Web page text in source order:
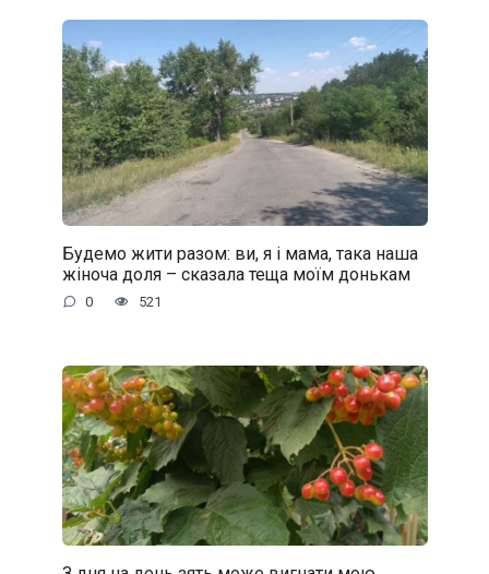
Будемо жити разом: ви, я і мама, така наша
жіноча доля – сказала теща моїм донькам
0 521